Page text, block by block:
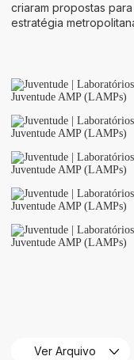
criaram propostas
estratégia
Ver Arquivo